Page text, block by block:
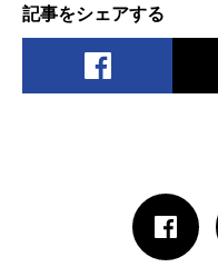
記事をシェアする